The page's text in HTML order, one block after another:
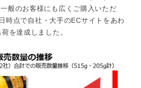
般のお客様にも広くご購入いただ
時点で自社・大手のECサイトをあわ
を達成しました。